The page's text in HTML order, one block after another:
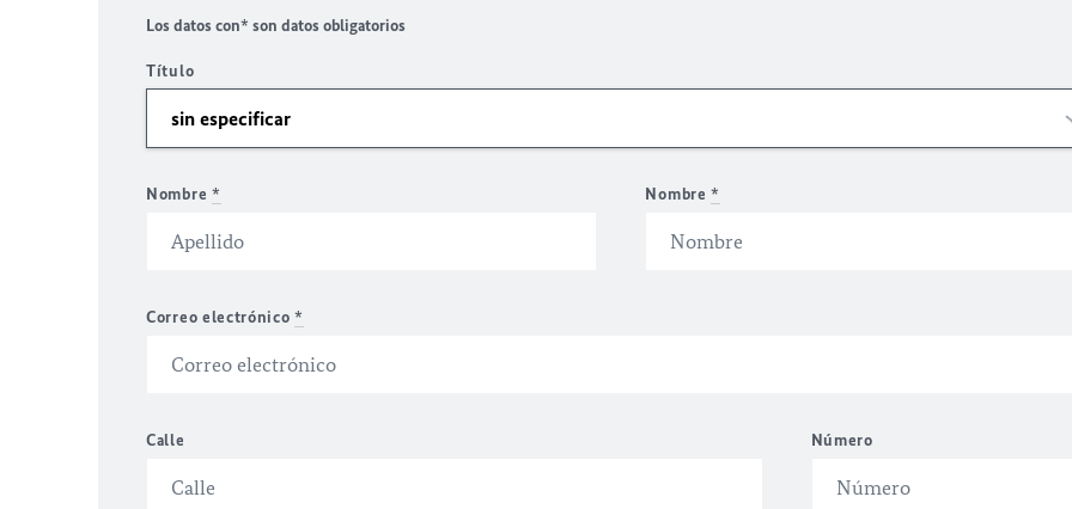
Los datos con* son datos obligatorios
Título
Nombre * Nombre*
Correo electrónico*
Calle Número